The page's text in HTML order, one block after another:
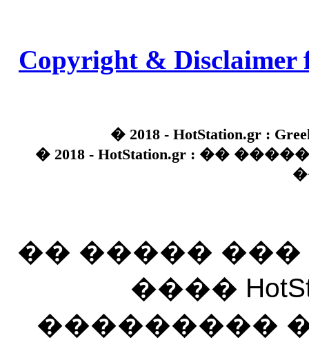
Copyright & Disclaimer
� 2018 - HotStation.gr :
� 2018 - HotStation.gr : ��
�� �����
����
��������� ���